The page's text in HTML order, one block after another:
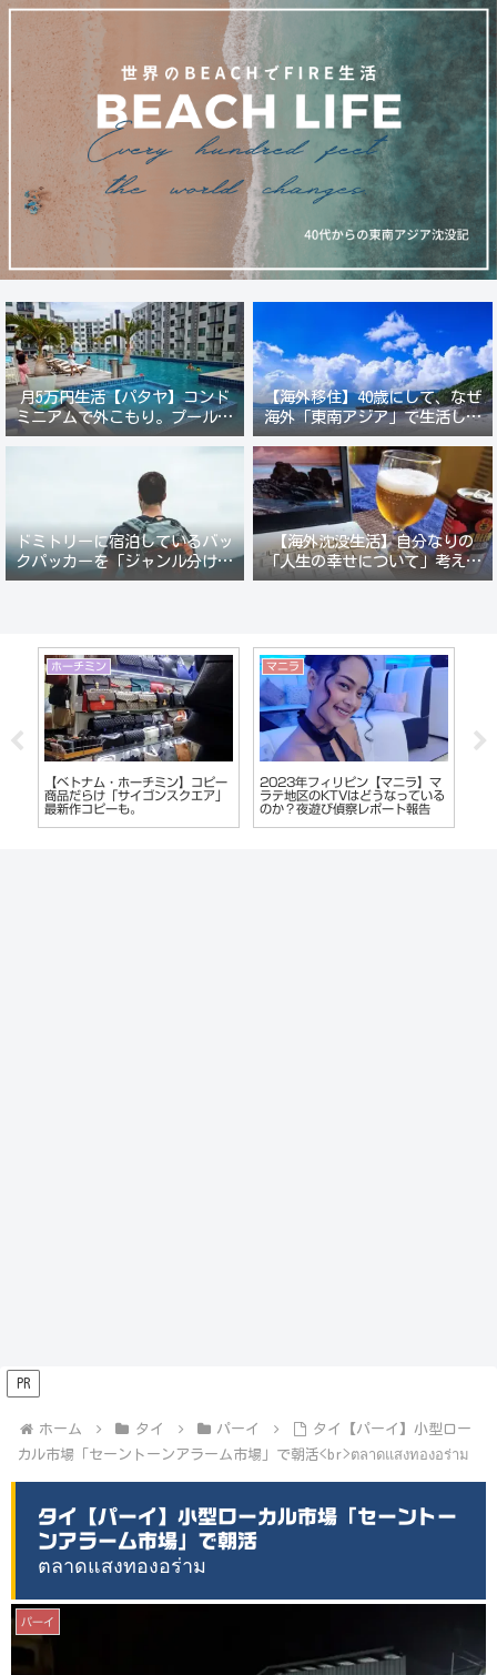
月5万円生活【パタヤ】コンド
ミニアムで外こもり。プール付
き新築コンドでステーキ&ウオ
【海外移住】40歳にして、なぜ
海外「東南アジア」で生活しよ
うと思ったのか？
ドミトリーに宿泊しているバッ
クパッカーを「ジャンル分けし
て人間観察」が楽しい。
【海外沈没生活】自分なりの
「人生の幸せについて」考えて
みる。
沖縄
沖縄市（コザ）ディープスポッ
ト！【中の町エリア】で夜遊び。
キャバクラやガールズバーで酔い
ベトナム
【ベトナム】の都市別コピー・フ
ェイク商品の販売傾向を偏見でレ
ポート
PR
ホーム タイ パーイ
タイ【パーイ】小型ロー
カル市場「セーントーンアラーム市場」で朝活<br>ตลาดแสงทองอร่าม
タイ【パーイ】小型ローカル市場「セーントー
ンアラーム市場」で朝活
ตลาดแสงทองอร่าม
パーイ